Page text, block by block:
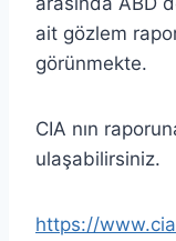
ait gözlem
görünmekte.
CIA nın
ulaşabilirsiniz.
https://